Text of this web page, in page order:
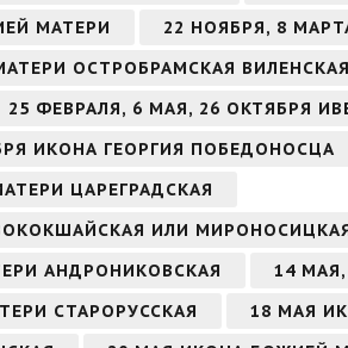
МАТЕРИ
22 НОЯБРЯ, 8
ОСТРОБРАМСКАЯ ВИЛЕНСКАЯ
25 ФЕВРАЛЯ, 6 МАЯ, 26 ОКТЯБРЯ
ИКОНА ГЕОРГИЯ ПОБЕДОНОСЦА
ЦАРЕГРАДСКАЯ
ИЛИ
АНДРОНИКОВСКАЯ
14
СТАРОРУССКАЯ
18 МАЯ